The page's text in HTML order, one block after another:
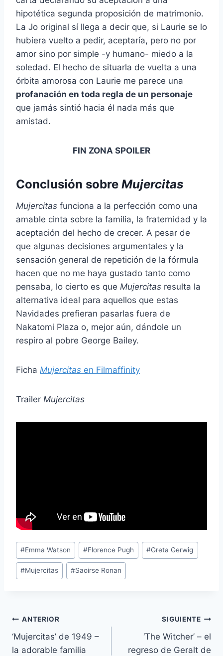
hipotética segunda proposición de matrimonio.
La Jo original sí llega a decir que, si Laurie se lo
hubiera vuelto a pedir, aceptaría, pero no por
amor sino por simple -y humano- miedo a la
soledad. El hecho de situarla de vuelta a una
órbita amorosa con Laurie me parece una
profanación en toda regla de un personaje
que jamás sintió hacia él nada más que
amistad.
FIN ZONA SPOILER
Conclusión sobre Mujercitas
Mujercitas funciona a la perfección como una
amable cinta sobre la familia, la fraternidad y la
aceptación del hecho de crecer. A pesar de
que algunas decisiones argumentales y la
sensación general de repetición de la fórmula
hacen que no me haya gustado tanto como
pensaba, lo cierto es que Mujercitas resulta la
alternativa ideal para aquellos que estas
Navidades prefieran pasarlas fuera de
Nakatomi Plaza o, mejor aún, dándole un
respiro al pobre George Bailey.
Ficha Mujercitas en Filmaffinity
Trailer Mujercitas
Etiquetas
de
la
#Emma Watson #Florence Pugh #Greta Gerwig
#Mujercitas #Saoirse Ronan
Navegación
de
ANTERIOR
‘Mujercitas’ de 1949 –
la adorable familia
SIGUIENTE
‘The Witcher’ – el
regreso de Geralt de